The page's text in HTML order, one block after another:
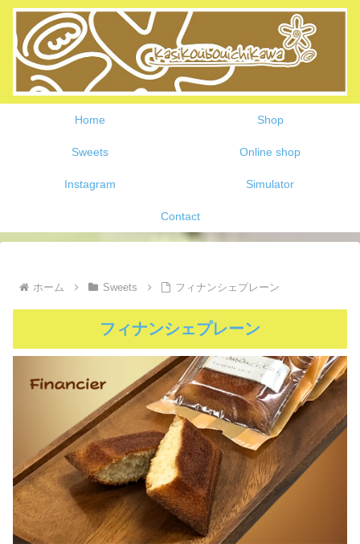
Home Shop
Sweets Online shop
Instagram Simulator
Contact
ホーム Sweets フィナンシェプレーン
フィナンシェプレーン